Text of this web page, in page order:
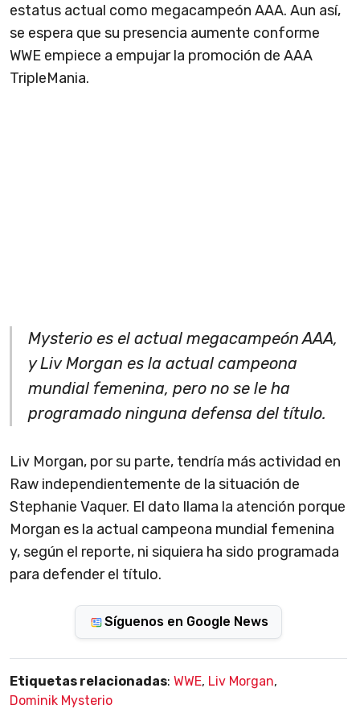
estatus actual como megacampeón AAA. Aun así,
se espera que su presencia aumente conforme
WWE empiece a empujar la promoción de AAA
TripleMania.
Mysterio es el actual megacampeón AAA,
y Liv Morgan es la actual campeona
mundial femenina, pero no se le ha
programado ninguna defensa del título.
Liv Morgan, por su parte, tendría más actividad en
Raw independientemente de la situación de
Stephanie Vaquer. El dato llama la atención porque
Morgan es la actual campeona mundial femenina
y, según el reporte, ni siquiera ha sido programada
para defender el título.
Síguenos en Google News
Etiquetas relacionadas: WWE, Liv Morgan,
Dominik Mysterio